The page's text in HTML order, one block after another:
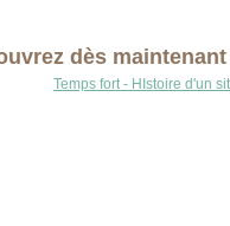
dès
Temps fort - HIstoire d'un